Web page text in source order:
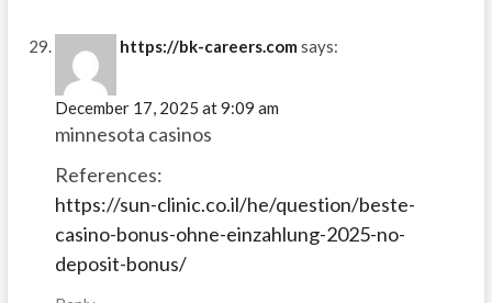
https://bk-careers.com says:
December 17, 2025 at 9:09 am
minnesota casinos
References:
https://sun-clinic.co.il/he/question/beste-
casino-bonus-ohne-einzahlung-2025-no-
deposit-bonus/